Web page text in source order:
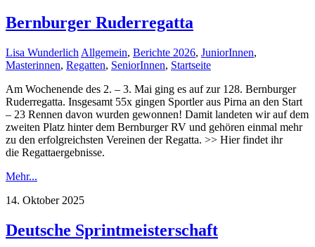
Bernburger Ruderregatta
Lisa Wunderlich Allgemein, Berichte 2026, JuniorInnen,
Masterinnen, Regatten, SeniorInnen, Startseite
Am Wochenende des 2. – 3. Mai ging es auf zur 128. Bernburger
Ruderregatta. Insgesamt 55x gingen Sportler aus Pirna an den Start
– 23 Rennen davon wurden gewonnen! Damit landeten wir auf dem
zweiten Platz hinter dem Bernburger RV und gehören einmal mehr
zu den erfolgreichsten Vereinen der Regatta. >> Hier findet ihr
die Regattaergebnisse.
Mehr...
14. Oktober 2025
Deutsche Sprintmeisterschaft